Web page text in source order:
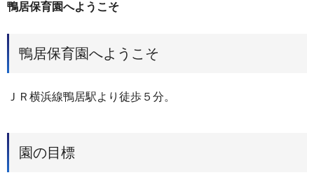
鴨居保育園へようこそ
鴨居保育園へようこそ
ＪＲ横浜線鴨居駅より徒歩５分。
園の目標